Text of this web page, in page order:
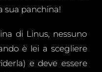
sua panchina!
di Linus, nessuno
è lei a scegliere
e deve essere